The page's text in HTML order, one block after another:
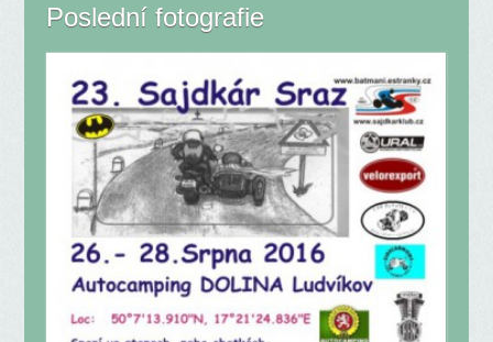
Poslední fotografie